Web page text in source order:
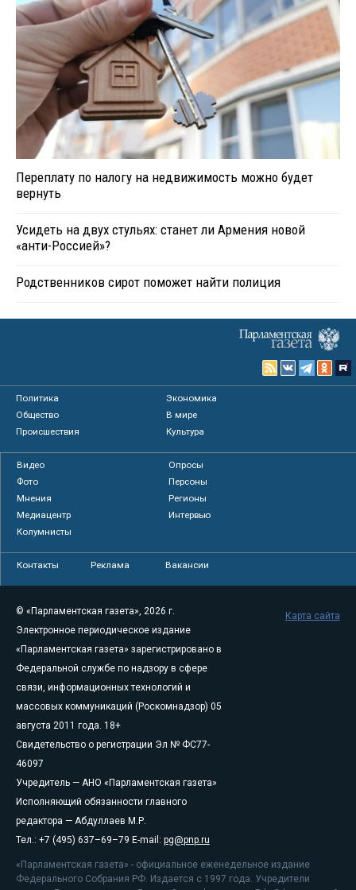
Переплату по налогу на недвижимость можно будет
вернуть
Усидеть на двух стульях: станет ли Армения новой
«анти-Россией»?
Родственников сирот поможет найти полиция
Политика
Экономика
Общество
В мире
Происшествия
Культура
Видео
Опросы
Фото
Персоны
Мнения
Регионы
Медиацентр
Интервью
Колумнисты
Контакты Реклама Вакансии
© «Парламентская газета», 2026 г.
Электронное периодическое издание
«Парламентская газета» зарегистрировано в
Федеральной службе по надзору в сфере
связи, информационных технологий и
массовых коммуникаций (Роскомнадзор) 05
августа 2011 года. 18+
Свидетельство о регистрации Эл № ФС77-
46097
Учредитель — АНО «Парламентская газета»
Исполняющий обязанности главного
редактора — Абдуллаев М.Р.
Тел.: +7 (495) 637–69–79 E-mail: pg@pnp.ru
«Парламентская газета» - официальное еженедельное издание
Федерального Собрания РФ. Издается с 1997 года. Учредители
Карта сайта